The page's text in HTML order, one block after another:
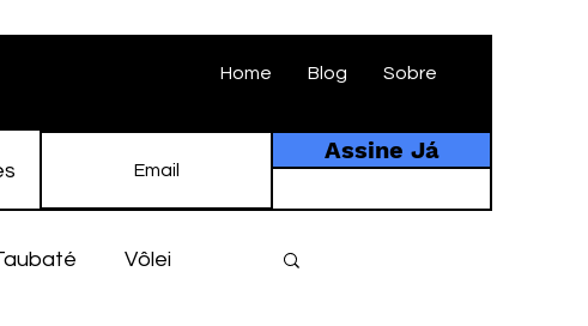
Home Blog Sobre
Assine Já
Vôlei